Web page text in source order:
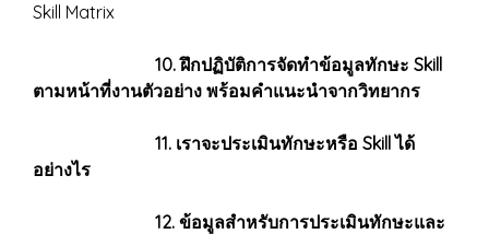
Skill Matrix
10. ฝึกปฏิบัติการจัดทำข้อมูลทักษะ Skill
ตามหน้าที่งานตัวอย่าง พร้อมคำแนะนำจากวิทยากร
11. เราจะประเมินทักษะหรือ Skill ได้
อย่างไร
12. ข้อมูลสำหรับการประเมินทักษะและ